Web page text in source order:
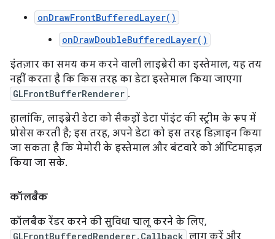
onDrawFrontBufferedLayer()
onDrawDoubleBufferedLayer()
इंतज़ार का समय कम करने वाली लाइब्रेरी का इस्तेमाल, यह तय
नहीं करता है कि किस तरह का डेटा इस्तेमाल किया जाएगा
GLFrontBufferRenderer .
हालांकि, लाइब्रेरी डेटा को सैकड़ों डेटा पॉइंट की स्ट्रीम के रूप में
प्रोसेस करती है; इस तरह, अपने डेटा को इस तरह डिज़ाइन किया
जा सकता है कि मेमोरी के इस्तेमाल और बंटवारे को ऑप्टिमाइज़
किया जा सके.
कॉलबैक
कॉलबैक रेंडर करने की सुविधा चालू करने के लिए,
GLFrontBufferedRenderer.Callback लागू करें और